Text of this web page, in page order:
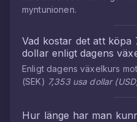
myntunionen.
Vad kostar det att köpa
dollarenligt dagens
Enligt dagens växelkurs
(SEK) 7,353 usa dollar(USD
Hur länge har man